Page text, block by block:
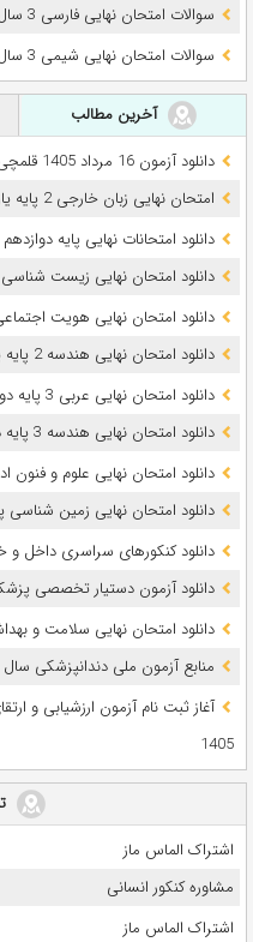
سوالات امتحان نهایی فارسی 3 سال دوازدهم (1397 تا 1405)
سوالات امتحان نهایی شیمی 3 سال دوازدهم (1397 تا 1405)
آخرین مطالب
دانلود آزمون 16 مرداد 1405 قلمچی
امتحان نهایی زبان خارجی 2 پایه یازدهم تیر و مرداد 1405 + فایل صوتی
دانلود امتحانات نهایی پایه دوازدهم
دانلود امتحان نهایی زیست شناسی 2 پایه یازدهم تیر 1405 +
دانلود امتحان نهایی هویت اجتماعی پایه
دانلود امتحان نهایی هندسه 2 پایه یازدهم تیر 1405 + پاسخ
دانلود امتحان نهایی عربی 3 پایه دوازدهم تیر 1405 + پاسخ
دانلود امتحان نهایی هندسه 3 پایه دوازدهم تیر 1405
دانلود امتحان نهایی علوم و فنون ادبی 3 پایه دوازدهم
دانلود امتحان نهایی زمین شناسی پایه
دانلود کنکورهای سراسری داخل و خارج از
دانلود آزمون دستیار تخصصی پزشکی سال 1405 +
دانلود امتحان نهایی سلامت و بهداشت
ﻣﻨﺎﺑﻊ آزﻣﻮن ﻣﻠﯽ دندانپزشکی سال 1405 (دوره های 25 و 26)
آغاز ثبت نام آزمون‌ ارزشیابی و
1405
اشتراک الماس ماز
مشاوره کنکور انسانی
اشتراک الماس ماز